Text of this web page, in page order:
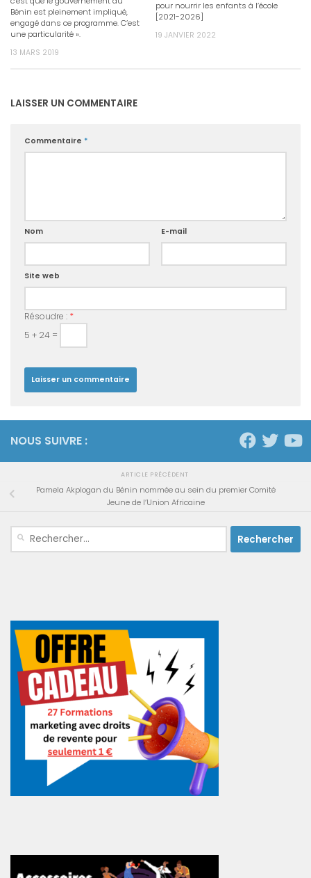
Bénin est pleinement impliqué,
engagé dans ce programme. C’est
une particularité ».
13 MARS 2019
pour nourrir les enfants à l’école
[2021-2026]
19 JANVIER 2022
LAISSER UN COMMENTAIRE
Commentaire *
Nom E-mail
Site web
Résoudre : *
5 + 24 =
NOUS SUIVRE :
ARTICLE PRÉCÉDENT
Pamela Akplogan du Bénin nommée au sein du premier Comité
Jeune de l’Union Africaine
Rechercher :